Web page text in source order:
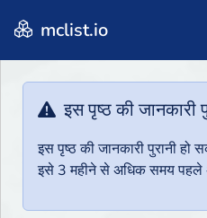
mclist.io
इस पृष्ठ की जानकारी
इस पृष्ठ की जानकारी पुरानी हो
इसे 3 महीने से अधिक समय पहले